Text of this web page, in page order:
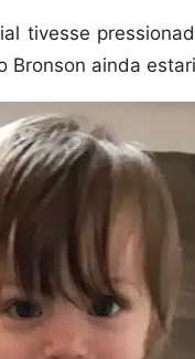
tivesse
ainda